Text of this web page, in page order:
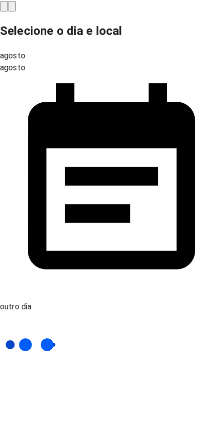
Selecione o dia e local
agosto
agosto
outro dia